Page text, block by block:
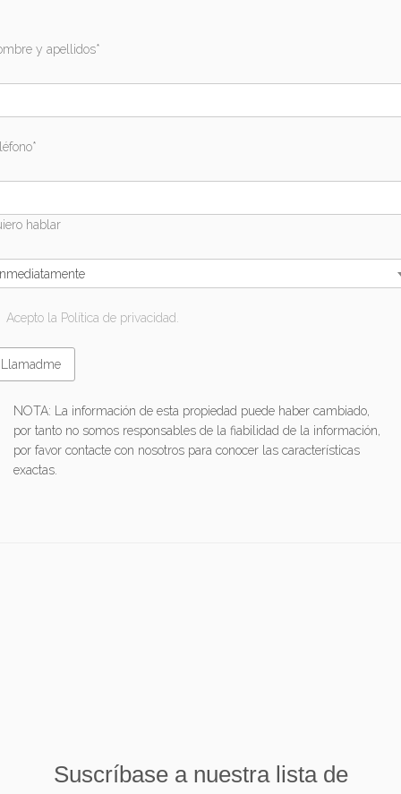
y apellidos*
hablar
Acepto la Política de privacidad.
NOTA: La información de esta propiedad puede haber cambiado,
por tanto no somos responsables de la fiabilidad de la información,
por favor contacte con nosotros para conocer las características
exactas.
Suscríbase a nuestra lista de